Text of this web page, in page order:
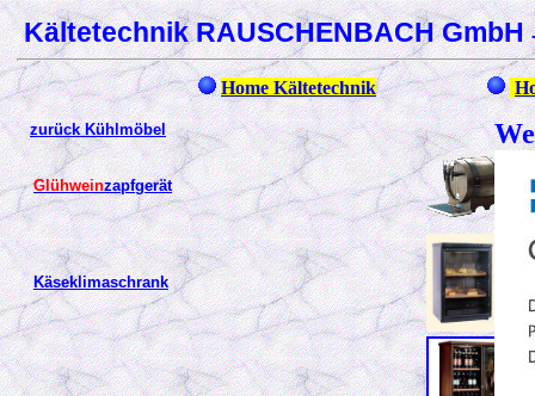
Kältetechnik RAUSCHENBACH GmbH
Home Kältetechnik
zurück Kühlmöbel
Glühweinzapfgerät
Käseklimaschrank